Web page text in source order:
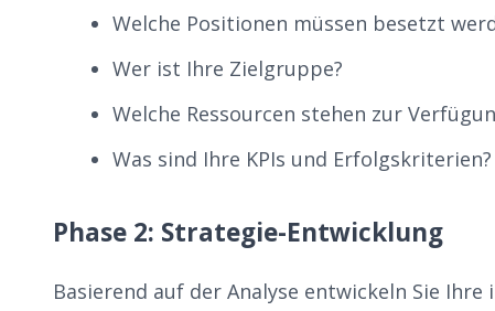
Welche Positionen müssen besetzt
Wer ist Ihre Zielgruppe?
Welche Ressourcen stehen zur
Was sind Ihre KPIs und Erfolgskriterien?
Phase 2: Strategie-Entwicklung
Basierend auf der Analyse entwickeln Sie